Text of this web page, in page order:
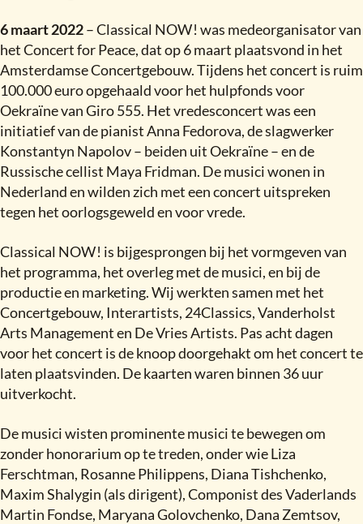
6 maart 2022– Classical NOW! was medeorganisator van
het Concert for Peace, dat op 6 maart plaatsvond in het
Amsterdamse Concertgebouw. Tijdens het concert is ruim
100.000 euro opgehaald voor het hulpfonds voor
Oekraïne van Giro 555. Het vredesconcert was een
initiatief van de pianist Anna Fedorova, de slagwerker
Konstantyn Napolov – beiden uit Oekraïne – en de
Russische cellist Maya Fridman. De musici wonen in
Nederland en wilden zich met een concert uitspreken
tegen het oorlogsgeweld en voor vrede.
Classical NOW! is bijgesprongen bij het vormgeven van
het programma, het overleg met de musici, en bij de
productie en marketing. Wij werkten samen met het
Concertgebouw, Interartists, 24Classics, Vanderholst
Arts Management en De Vries Artists. Pas acht dagen
voor het concert is de knoop doorgehakt om het concert te
laten plaatsvinden. De kaarten waren binnen 36 uur
uitverkocht.
De musici wisten prominente musici te bewegen om
zonder honorarium op te treden, onder wie Liza
Ferschtman, Rosanne Philippens, Diana Tishchenko,
Maxim Shalygin (als dirigent), Componist des Vaderlands
Martin Fondse, Maryana Golovchenko, Dana Zemtsov,